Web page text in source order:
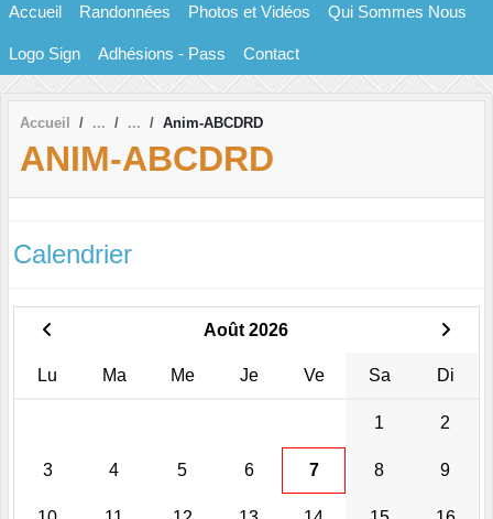
Accueil Randonnées Photos et Vidéos Qui Sommes Nous
Logo Sign Adhésions - Pass Contact
Accueil Anim-ABCDRD
ANIM-ABCDRD
Calendrier
Août 2026
Lu Ma Me Je Ve Sa Di
1 2
3 4 5 6 7 8 9